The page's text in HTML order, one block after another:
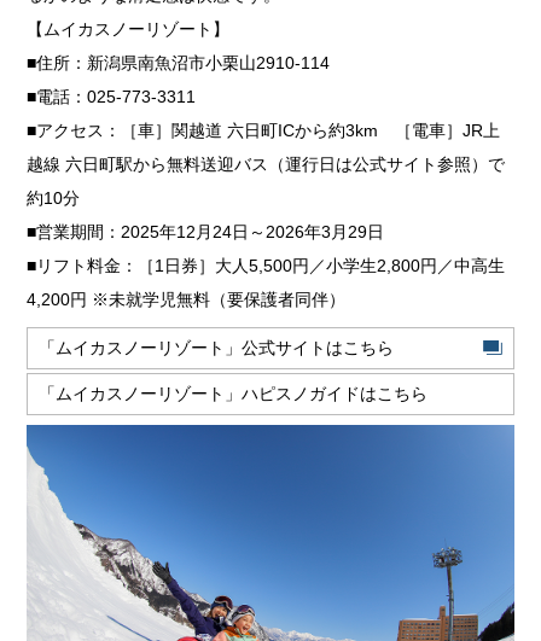
【ムイカスノーリゾート】
■住所：新潟県南魚沼市小栗山2910-114
■電話：025-773-3311
■アクセス：［車］関越道 六日町ICから約3km ［電車］JR上
越線 六日町駅から無料送迎バス（運行日は公式サイト参照）で
約10分
■営業期間：2025年12月24日～2026年3月29日
■リフト料金：［1日券］大人5,500円／小学生2,800円／中高生
4,200円 ※未就学児無料（要保護者同伴）
「ムイカスノーリゾート」公式サイトはこちら
「ムイカスノーリゾート」ハピスノガイドはこちら